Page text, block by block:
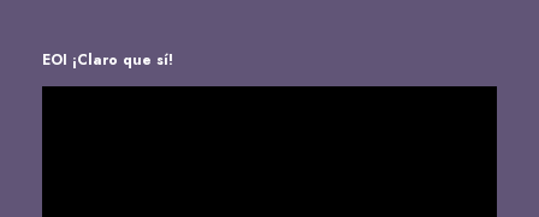
EOI ¡Claro que sí!